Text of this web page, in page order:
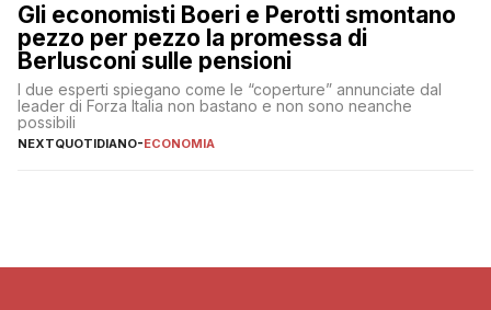
Gli economisti Boeri e Perotti smontano
pezzo per pezzo la promessa di
Berlusconi sulle pensioni
I due esperti spiegano come le “coperture” annunciate dal
leader di Forza Italia non bastano e non sono neanche
possibili
NEXTQUOTIDIANO-ECONOMIA